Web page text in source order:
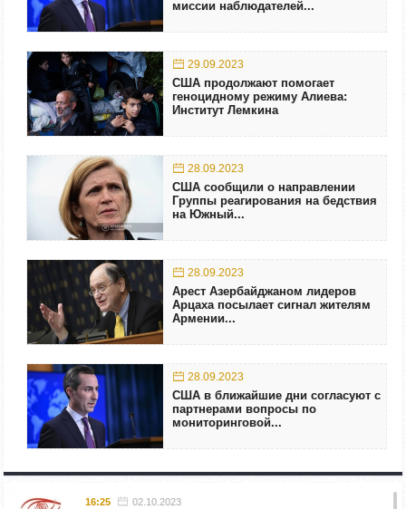
миссии наблюдателей...
29.09.2023
США продолжают помогает
геноцидному режиму Алиева:
Институт Лемкина
28.09.2023
США сообщили о направлении
Группы реагирования на бедствия
на Южный...
28.09.2023
Арест Азербайджаном лидеров
Арцаха посылает сигнал жителям
Армении...
28.09.2023
США в ближайшие дни согласуют с
партнерами вопросы по
мониторинговой...
16:25 02.10.2023